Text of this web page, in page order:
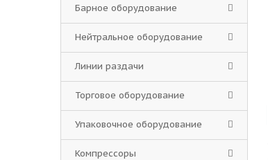
Барное оборудование
Нейтральное оборудование
Линии раздачи
Торговое оборудование
Упаковочное оборудование
Компрессоры